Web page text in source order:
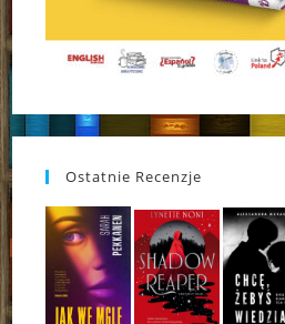
Ostatnie Recenzje